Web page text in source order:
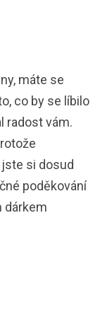
máte se
co by se líbilo
radost vám.
si dosud
poděkování
dárkem